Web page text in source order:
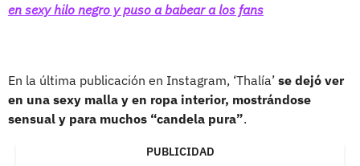
en sexy hilo negro y puso a babear a los fans
En la última publicación en Instagram, ‘Thalía’ se dejó ver
en una sexy malla y en ropa interior, mostrándose
sensual y para muchos “candela pura”.
PUBLICIDAD